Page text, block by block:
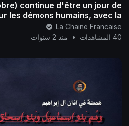
continue d'être un jour de
les démons humains, avec la
permission d'Allah, l’Unique, l
La Chaine Francaise
40 المشاهدات
• منذ 2 سنوات